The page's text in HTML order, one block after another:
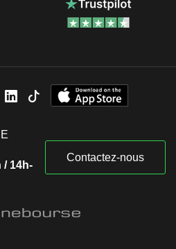
/ 14h-
Contactez-nous